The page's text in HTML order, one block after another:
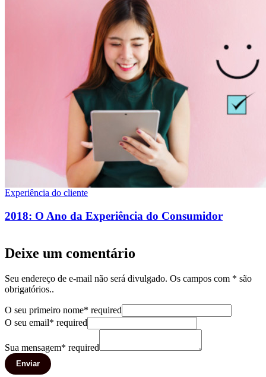
Experiência do cliente
2018: O Ano da Experiência do Consumidor
Deixe um comentário
Seu endereço de e-mail não será divulgado. Os campos com * são
obrigatórios..
O seu primeiro nome* required
O seu email* required
Sua mensagem* required
Enviar